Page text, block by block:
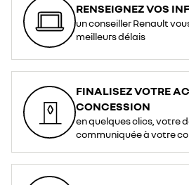
RENSEIGNEZ VOS
un conseiller Renault
meilleurs délais
FINALISEZ VOTRE
CONCESSION
en quelques clics, votre
communiquée à votre